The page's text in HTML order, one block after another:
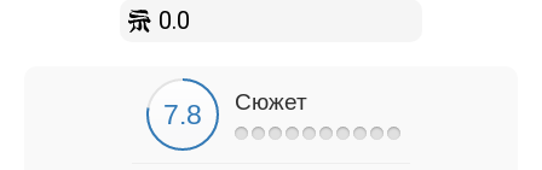
0.0
Сюжет